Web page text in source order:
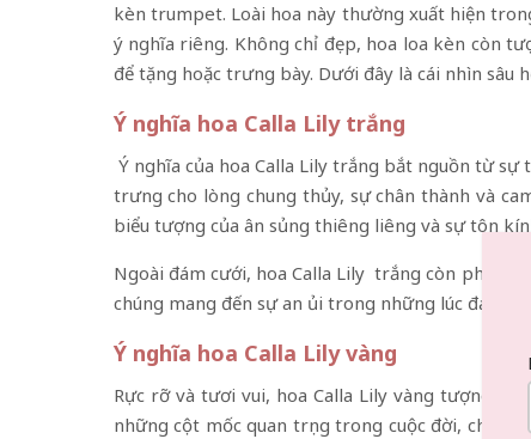
kèn trumpet. Loài hoa này thường xuất hiện
ý nghĩa riêng. Không chỉ đẹp, hoa loa kèn còn
để tặng hoặc trưng bày. Dưới đây là cái nhìn sâu
Ý nghĩa hoa Calla Lily trắng
Ý nghĩa của hoa Calla Lily trắng bắt nguồn từ
trưng cho lòng chung thủy, sự chân thành và
biểu tượng của ân sủng thiêng liêng và sự tôn
Ngoài đám cưới, hoa Calla Lily trắng còn phổ
chúng mang đến sự an ủi trong những lúc đau
Ý nghĩa hoa Calla Lily vàng
Rực rỡ và tươi vui, hoa Calla Lily vàng tượng
những cột mốc quan trọng trong cuộc đời,